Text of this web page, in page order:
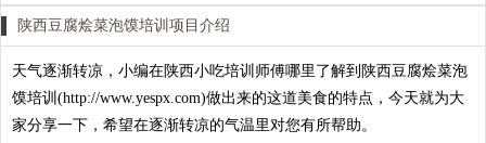
陕西豆腐烩菜泡馍培训项目介绍
天气逐渐转凉，小编在陕西小吃培训 师傅哪里了解到 陕西豆腐烩菜泡
馍培训 (http://www.yespx.com)做出来的这道美食的特点，今天就为大
家分享一下，希望在逐渐转凉的气温里对您有所帮助。